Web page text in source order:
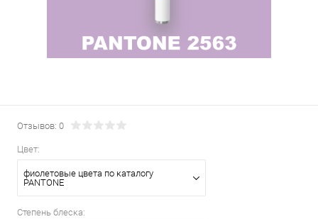
Отзывов: 0
Цвет:
фиолетовые цвета по каталогу
PANTONE
Степень блеска: